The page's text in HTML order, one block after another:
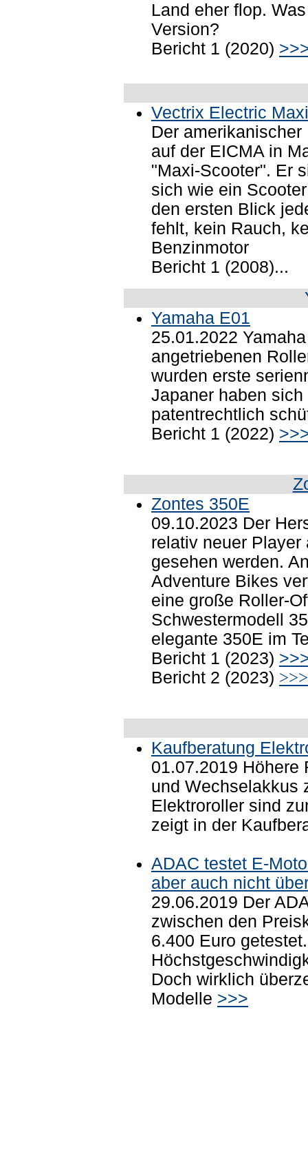
Land eher flop.
Version?
Bericht 1 (2020)
Vectrix Electric
Der
auf der EICMA in
"Maxi-Scooter". Er
sich wie ein
den ersten Blick
fehlt, kein Rauch,
Benzinmotor
Bericht 1 (2008)...
Yamaha E01
25.01.2022
angetriebenen
wurden erste
Japaner haben
patentrechtlich
Bericht 1 (2022)
Zontes 350E
09.10.2023 Der
relativ neuer
gesehen werden.
Adventure Bikes
eine große Roller-
Schwestermodell
elegante 350E im
Bericht 1 (2023)
Bericht 2 (2023) >>>
Kaufberatung
01.07.2019 Höhere
und Wechselakkus
Elektroroller sind
zeigt in der
ADAC testet E-
aber auch nicht
29.06.2019 Der
zwischen den
6.400 Euro
Doch wirklich
Modelle >>>